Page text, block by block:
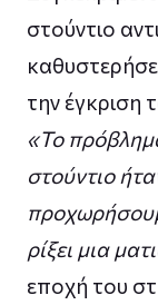
στούντιο
την έγκριση
«Το
στούντιο
ρίξει μια
εποχή του